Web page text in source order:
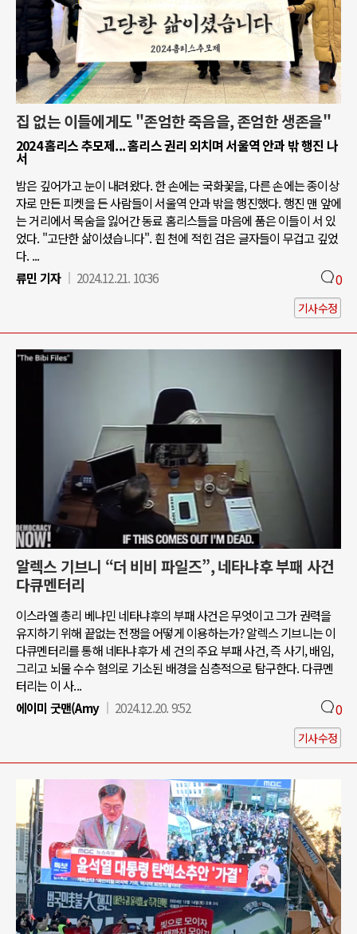
집 없는 이들에게도 "존엄한 죽음을, 존엄한 생존을"
2024 홈리스 추모제... 홈리스 권리 외치며 서울역 안과 밖 행진 나
서
밤은 깊어가고 눈이 내려왔다. 한 손에는 국화꽃을, 다른 손에는 종이상
자로 만든 피켓을 든 사람들이 서울역 안과 밖을 행진했다. 행진 맨 앞에
는 거리에서 목숨을 잃어간 동료 홈리스들을 마음에 품은 이들이 서 있
었다. "고단한 삶이셨습니다". 흰 천에 적힌 검은 글자들이 무겁고 깊었
다. ...
류민 기자
2024.12.21. 10:36 0
기사수정
알렉스 기브니 “더 비비 파일즈”, 네타냐후 부패 사건
다큐멘터리
이스라엘 총리 베냐민 네타냐후의 부패 사건은 무엇이고 그가 권력을
유지하기 위해 끝없는 전쟁을 어떻게 이용하는가? 알렉스 기브니는 이
다큐멘터리를 통해 네타냐후가 세 건의 주요 부패 사건, 즉 사기, 배임,
그리고 뇌물 수수 혐의로 기소된 배경을 심층적으로 탐구한다. 다큐멘
터리는 이 사...
에이미 굿맨(Amy
2024.12.20. 9:52 0
기사수정